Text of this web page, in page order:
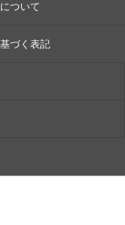
ついて
づく表記